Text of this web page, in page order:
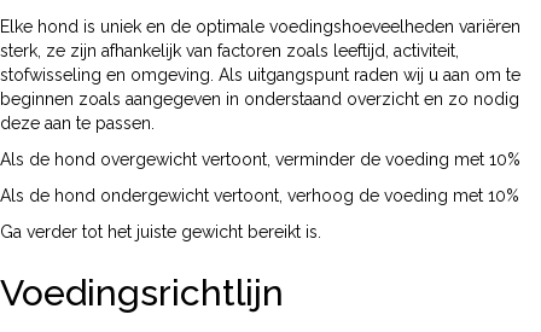
Elke hond is uniek en de optimale voedingshoeveelheden variëren
sterk, ze zijn afhankelijk van factoren zoals leeftijd, activiteit,
stofwisseling en omgeving. Als uitgangspunt raden wij u aan om te
beginnen zoals aangegeven in onderstaand overzicht en zo nodig
deze aan te passen.
Als de hond overgewicht vertoont, verminder de voeding met 10%
Als de hond ondergewicht vertoont, verhoog de voeding met 10%
Ga verder tot het juiste gewicht bereikt is.
Voedingsrichtlijn